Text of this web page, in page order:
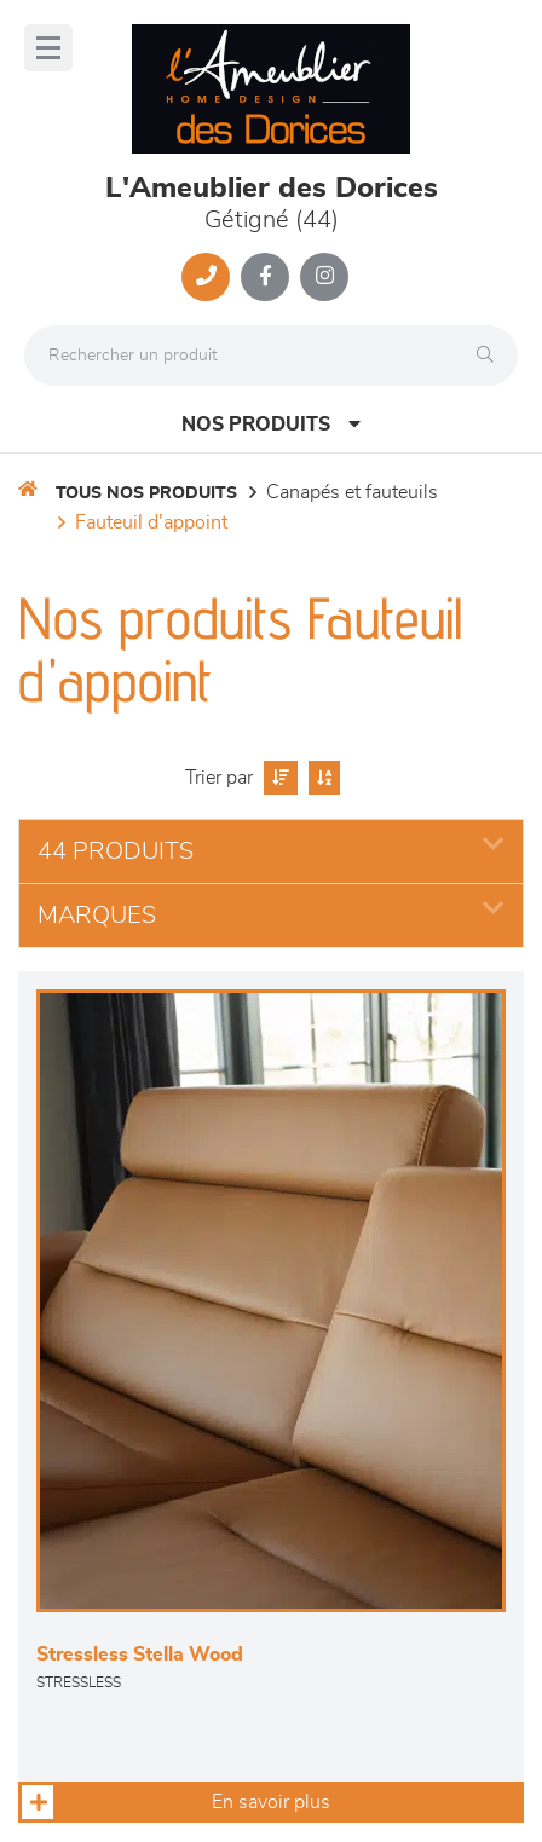
L'Ameublier des Dorices
Gétigné (44)
NOS PRODUITS
séjours
meubles de complément
literie
outdoor
TOUS NOS PRODUITS
canapés et fauteuils
fauteuil d'appoint
Nos produits Fauteuil
d'appoint
Trier par
44 PRODUITS
MARQUES
Stressless Stella Wood
STRESSLESS
En savoir plus